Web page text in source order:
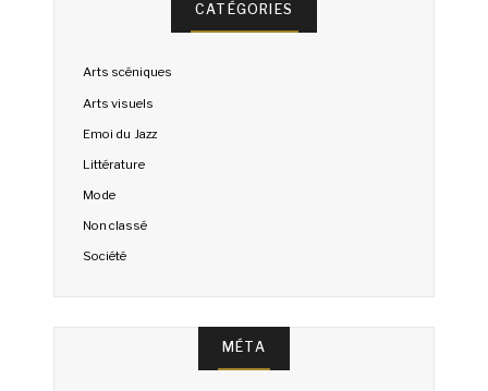
CATÉGORIES
Arts scéniques
Arts visuels
Emoi du Jazz
Littérature
Mode
Non classé
Société
MÉTA